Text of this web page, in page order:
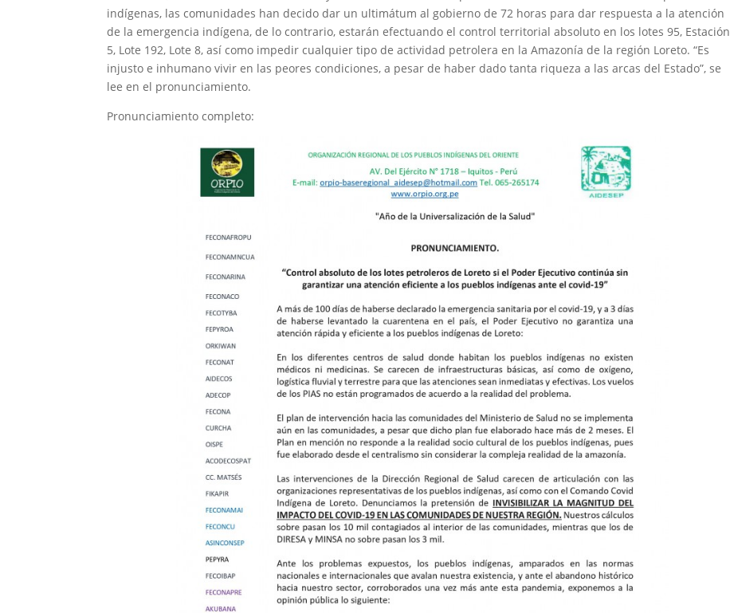
indígenas, las comunidades han decido dar un ultimátum al gobierno de 72 horas para dar respuesta a la atención
de la emergencia indígena, de lo contrario, estarán efectuando el control territorial absoluto en los lotes 95, Estación
5, Lote 192, Lote 8, así como impedir cualquier tipo de actividad petrolera en la Amazonía de la región Loreto. “Es
injusto e inhumano vivir en las peores condiciones, a pesar de haber dado tanta riqueza a las arcas del Estado”, se
lee en el pronunciamiento.
Pronunciamiento completo: